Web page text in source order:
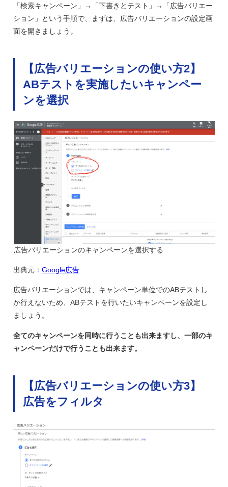
「検索キャンペーン」→「下書きとテスト」→「広告バリエー
ション」という手順で、まずは、広告バリエーションの設定画
面を開きましょう。
【広告バリエーションの使い方2】
ABテストを実施したいキャンペー
ンを選択
広告バリエーションのキャンペーンを選択する
出典元：Google広告
広告バリエーションでは、キャンペーン単位でのABテストし
か行えないため、ABテストを行いたいキャンペーンを設定し
ましょう。
全てのキャンペーンを同時に行うことも出来ますし、一部のキ
ャンペーンだけで行うことも出来ます。
【広告バリエーションの使い方3】
広告をフィルタ